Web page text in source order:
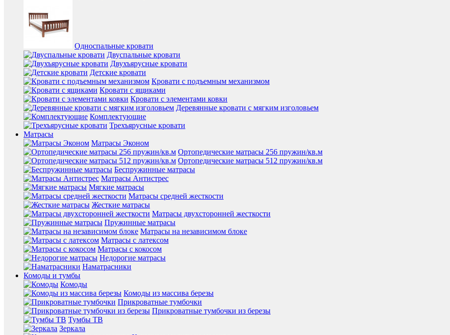
Односпальные кровати
Двуспальные кровати
Двухъярусные кровати
Детские кровати
Кровати с подъемным механизмом
Кровати с ящиками
Кровати с элементами ковки
Деревянные кровати с мягким изголовьем
Комплектующие
Трехъярусные кровати
Матрасы
Матрасы Эконом
Ортопедические матрасы 256 пружин/кв.м
Ортопедические матрасы 512 пружин/кв.м
Беспружинные матрасы
Матрасы Антистрес
Мягкие матрасы
Матрасы средней жесткости
Жесткие матрасы
Матрасы двухсторонней жесткости
Пружинные матрасы
Матрасы на независимом блоке
Матрасы с латексом
Матрасы с кокосом
Недорогие матрасы
Наматрасники
Комоды и тумбы
Комоды
Комоды из массива березы
Прикроватные тумбочки
Прикроватные тумбочки из березы
Тумбы ТВ
Зеркала